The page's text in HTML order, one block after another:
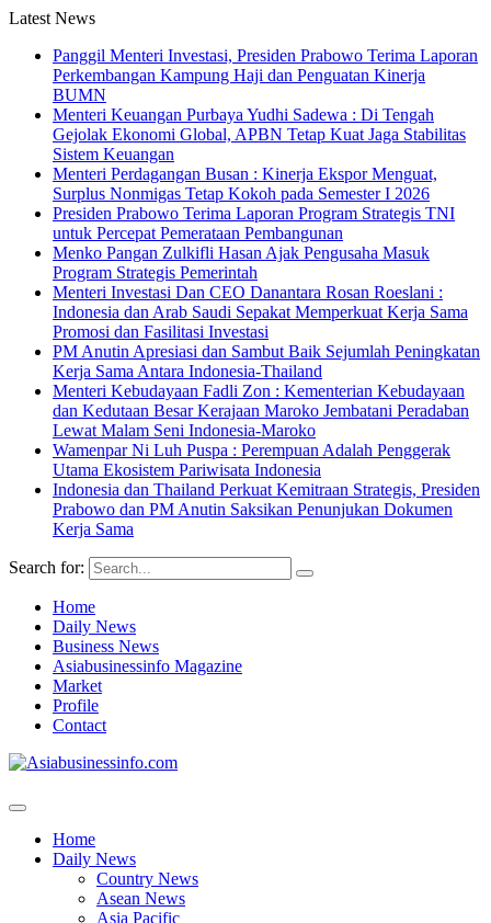
Latest News
Panggil Menteri Investasi, Presiden Prabowo Terima Laporan
Perkembangan Kampung Haji dan Penguatan Kinerja
BUMN
Menteri Keuangan Purbaya Yudhi Sadewa : Di Tengah
Gejolak Ekonomi Global, APBN Tetap Kuat Jaga Stabilitas
Sistem Keuangan
Menteri Perdagangan Busan : Kinerja Ekspor Menguat,
Surplus Nonmigas Tetap Kokoh pada Semester I 2026
Presiden Prabowo Terima Laporan Program Strategis TNI
untuk Percepat Pemerataan Pembangunan
Menko Pangan Zulkifli Hasan Ajak Pengusaha Masuk
Program Strategis Pemerintah
Menteri Investasi Dan CEO Danantara Rosan Roeslani :
Indonesia dan Arab Saudi Sepakat Memperkuat Kerja Sama
Promosi dan Fasilitasi Investasi
PM Anutin Apresiasi dan Sambut Baik Sejumlah Peningkatan
Kerja Sama Antara Indonesia-Thailand
Menteri Kebudayaan Fadli Zon : Kementerian Kebudayaan
dan Kedutaan Besar Kerajaan Maroko Jembatani Peradaban
Lewat Malam Seni Indonesia-Maroko
Wamenpar Ni Luh Puspa : Perempuan Adalah Penggerak
Utama Ekosistem Pariwisata Indonesia
Indonesia dan Thailand Perkuat Kemitraan Strategis, Presiden
Prabowo dan PM Anutin Saksikan Penunjukan Dokumen
Kerja Sama
Search for:
Home
Daily News
Business News
Asiabusinessinfo Magazine
Market
Profile
Contact
Home
Daily News
Country News
Asean News
Asia Pacific